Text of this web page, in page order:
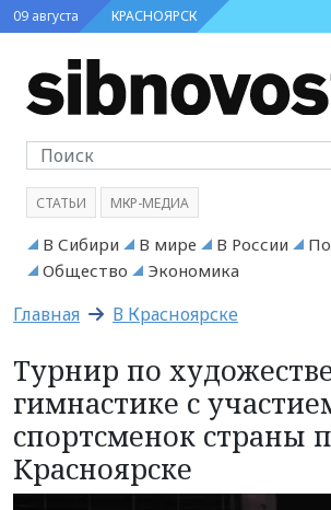
09 августа КРАСНОЯРСК
СТАТЬИ МКР-МЕДИА
В Сибири В мире В России
Общество
Экономика
Главная В Красноярске
Турнир по
гимнастике с
спортсменок страны
Красноярске